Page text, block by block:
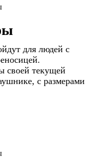
для людей с
своей текущей
с размерами